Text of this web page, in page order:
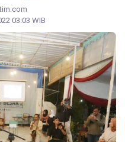
03:03 WIB